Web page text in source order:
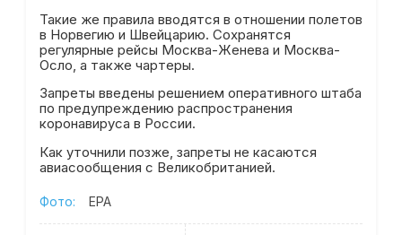
Такие же правила вводятся в отношении полетов
в Норвегию и Швейцарию. Сохранятся
регулярные рейсы Москва-Женева и Москва-
Осло, а также чартеры.
Запреты введены решением оперативного штаба
по предупреждению распространения
коронавируса в России.
Как уточнили позже, запреты не касаются
авиасообщения с Великобританией.
Фото: EPA